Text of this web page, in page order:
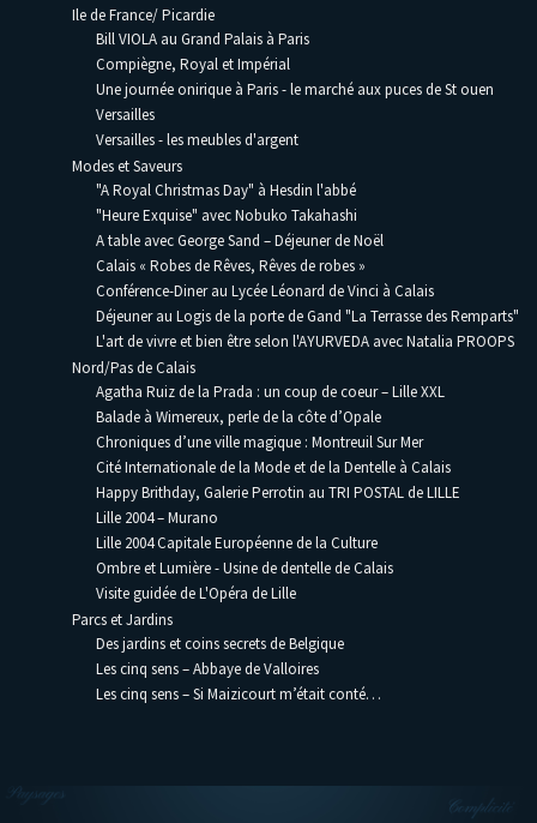
Ile de France/ Picardie
Bill VIOLA au Grand Palais à Paris
Compiègne, Royal et Impérial
Une journée onirique à Paris - le marché aux puces de St ouen
Versailles
Versailles - les meubles d'argent
Modes et Saveurs
"A Royal Christmas Day" à Hesdin l'abbé
"Heure Exquise" avec Nobuko Takahashi
A table avec George Sand – Déjeuner de Noël
Calais « Robes de Rêves, Rêves de robes »
Conférence-Diner au Lycée Léonard de Vinci à Calais
Déjeuner au Logis de la porte de Gand "La Terrasse des Remparts"
L'art de vivre et bien être selon l'AYURVEDA avec Natalia PROOPS
Nord/Pas de Calais
Agatha Ruiz de la Prada : un coup de coeur – Lille XXL
Balade à Wimereux, perle de la côte d’Opale
Chroniques d’une ville magique : Montreuil Sur Mer
Cité Internationale de la Mode et de la Dentelle à Calais
Happy Brithday, Galerie Perrotin au TRI POSTAL de LILLE
Lille 2004 – Murano
Lille 2004 Capitale Européenne de la Culture
Ombre et Lumière - Usine de dentelle de Calais
Visite guidée de L'Opéra de Lille
Parcs et Jardins
Des jardins et coins secrets de Belgique
Les cinq sens – Abbaye de Valloires
Les cinq sens – Si Maizicourt m’était conté…